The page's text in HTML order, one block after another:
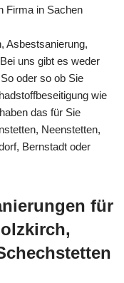
Firma in Sachen
Asbestsanierung,
uns gibt es weder
oder so ob Sie
wie
das für Sie
Neenstetten,
Bernstadt oder
für